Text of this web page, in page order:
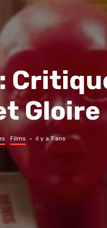
Gloire
Films · il y a 7 ans